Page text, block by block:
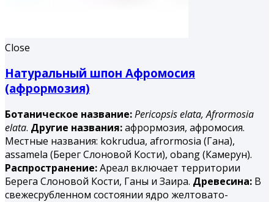
Close
Натуральный шпон Афромосия
(афрормозия)
Ботаническое название:Pericopsis elata,Afrormosia
elata. Другие названия:афрормозия, афромосия.
Местные названия: kokrudua, afrormosia (Гана),
assamela (Берег Слоновой Кости), obang (Камерун).
Распространение:Ареал включает территории
Берега Слоновой Кости, Ганы и Заира. Древесина: В
свежесрубленном состоянии ядро желтовато-